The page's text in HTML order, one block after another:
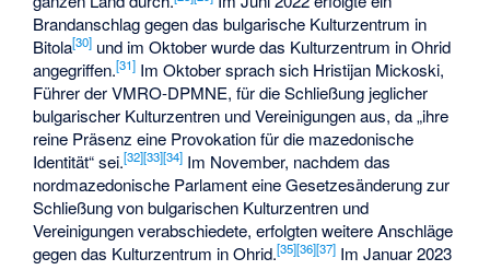
Brandanschlag gegen das bulgarische Kulturzentrum in
Bitola[30] und im Oktober wurde das Kulturzentrum in Ohrid
angegriffen.[31] Im Oktober sprach sich Hristijan Mickoski,
Führer der VMRO-DPMNE, für die Schließung jeglicher
bulgarischer Kulturzentren und Vereinigungen aus, da „ihre
reine Präsenz eine Provokation für die mazedonische
Identität“ sei.[32][33][34] Im November, nachdem das
nordmazedonische Parlament eine Gesetzesänderung zur
Schließung von bulgarischen Kulturzentren und
Vereinigungen verabschiedete, erfolgten weitere Anschläge
gegen das Kulturzentrum in Ohrid.[35][36][37] Im Januar 2023